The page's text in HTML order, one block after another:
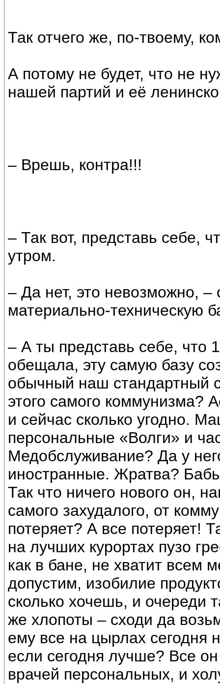
Так отчего же, по-твоему,
А потому не будет, что не
нашей партий и её
– Врешь, контра!!!
– Так вот, представь себе,
утром.
– Да нет, это невозможно,
материально-техническую
– А ты представь себе, что
обещала, эту самую базу
обычный наш стандартный
этого самого коммунизма?
и сейчас сколько угодно.
персональные «Волги» и
Медобслуживание? Да у
иностранные. Жратва?
Так что ничего нового он,
самого захудалого, от
потеряет? А все потеряет!
на лучших курортах пузо
как в бане, не хватит всем
допустим, изобилие
сколько хочешь, и очереди
же хлопоты – сходи да
ему все на цырлах сегодня
если сегодня лучше? Все
врачей персональных, и